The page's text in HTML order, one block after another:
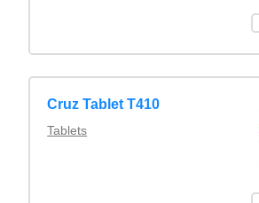
Cruz Tablet T410
Tablets